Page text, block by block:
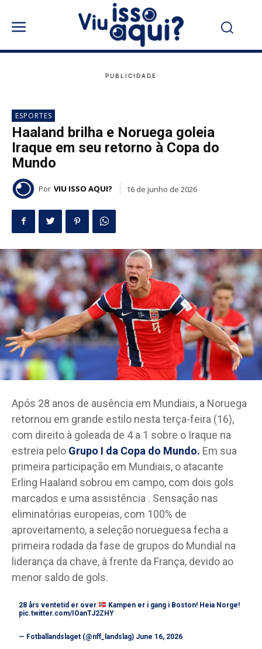
ESPORTES
Haaland brilha e Noruega goleia
Iraque em seu retorno à Copa do
Mundo
Por VIU ISSO AQUI? 16 de junho de 2026
Após 28 anos de ausência em Mundiais, a Noruega
retornou em grande estilo nesta terça-feira (16),
com direito à goleada de 4 a 1 sobre o Iraque na
estreia pelo Grupo I da Copa do Mundo. Em sua
primeira participação em Mundiais, o atacante
Erling Haaland sobrou em campo, com dois gols
marcados e uma assistência . Sensação nas
eliminatórias europeias, com 100% de
aproveitamento, a seleção norueguesa fecha a
primeira rodada da fase de grupos do Mundial na
liderança da chave, à frente da França, devido ao
menor saldo de gols.
28 års ventetid er over
Kampen er i gang i Boston! Heia Norge!
pic.twitter.com/IOanTJ2ZHY
— Fotballandslaget (@nff_landslag) June 16, 2026